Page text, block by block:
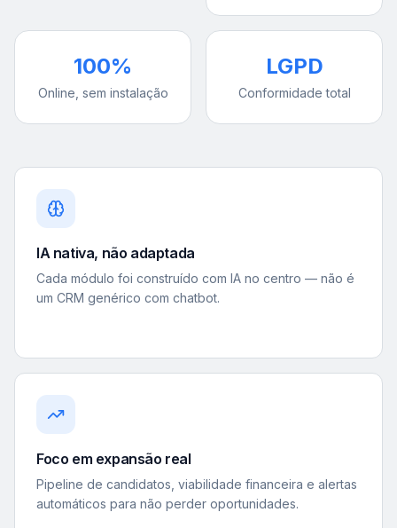
100%
Online, sem instalação
LGPD
Conformidade total
IA nativa, não adaptada
Cada módulo foi construído com IA no centro — não é
um CRM genérico com chatbot.
Foco em expansão real
Pipeline de candidatos, viabilidade financeira e alertas
automáticos para não perder oportunidades.